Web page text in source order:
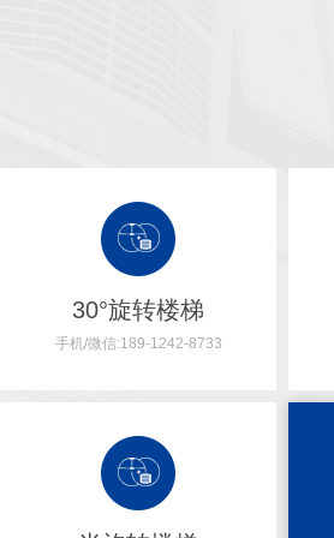
30°旋转楼梯
手机/微信:189-1242-8733